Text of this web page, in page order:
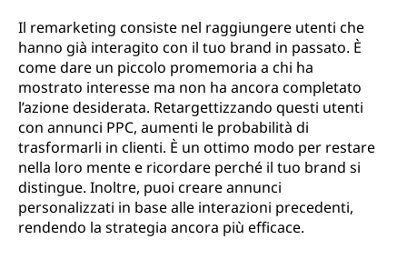
Il remarketing consiste nel raggiungere utenti che
hanno già interagito con il tuo brand in passato. È
come dare un piccolo promemoria a chi ha
mostrato interesse ma non ha ancora completato
l’azione desiderata. Retargettizzando questi utenti
con annunci PPC, aumenti le probabilità di
trasformarli in clienti. È un ottimo modo per restare
nella loro mente e ricordare perché il tuo brand si
distingue. Inoltre, puoi creare annunci
personalizzati in base alle interazioni precedenti,
rendendo la strategia ancora più efficace.